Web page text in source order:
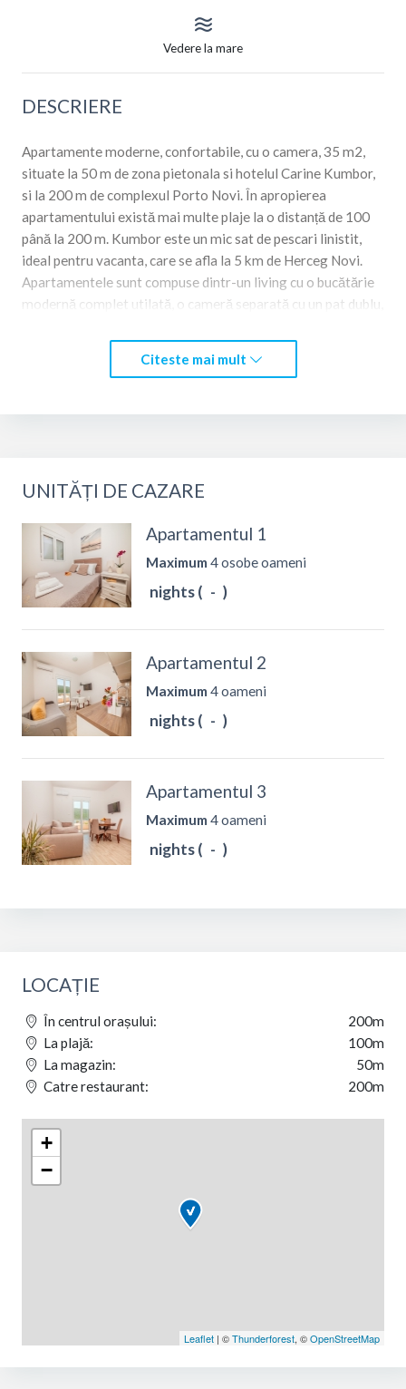
Vedere la mare
DESCRIERE
Apartamente moderne, confortabile, cu o camera, 35 m2,
situate la 50 m de zona pietonala si hotelul Carine Kumbor,
si la 200 m de complexul Porto Novi. În apropierea
apartamentului există mai multe plaje la o distanță de 100
până la 200 m. Kumbor este un mic sat de pescari linistit,
ideal pentru vacanta, care se afla la 5 km de Herceg Novi.
Apartamentele sunt compuse dintr-un living cu o bucătărie
modernă complet utilată, o cameră separată cu un pat dublu,
Apartamentele sunt potrivite pentru până la 4 persoane. Au
Wi-Fi gratuit, TV prin cablu și parcare privată gratuită.
Citeste mai mult
UNITĂȚI DE CAZARE
Apartamentul 1
Maximum 4 osobe oameni
nights ( - )
Apartamentul 2
Maximum 4 oameni
nights ( - )
Apartamentul 3
Maximum 4 oameni
nights ( - )
LOCAȚIE
În centrul orașului:
200m
La plajă:
100m
La magazin:
50m
Catre restaurant:
200m
+
−
Leaflet | ©Thunderforest, ©OpenStreetMap